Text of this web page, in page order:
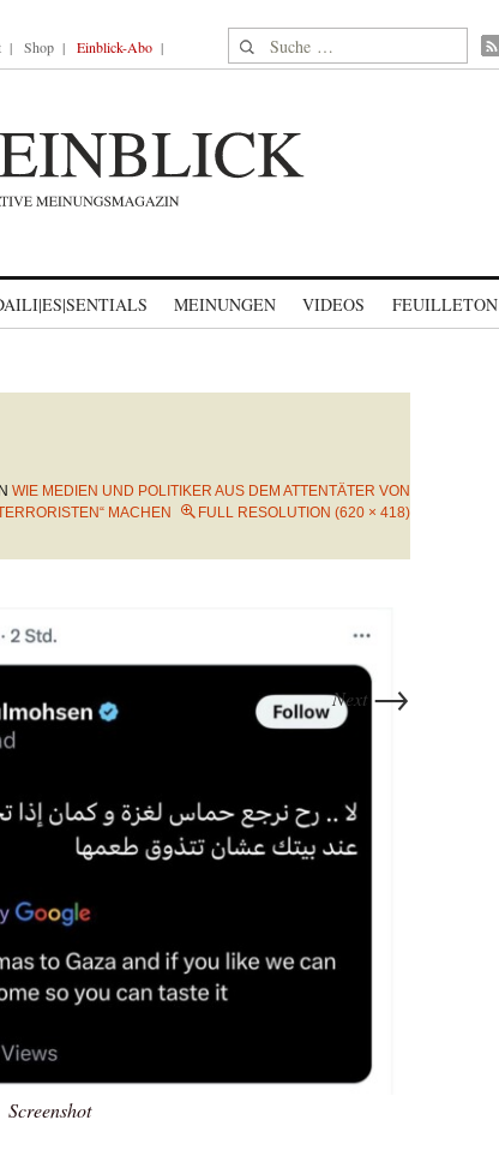
Shop Einblick-Abo Suche nach:
MEINUNGEN VIDEOS FEUILLETON
IN WIE MEDIEN UND POLITIKER AUS DEM ATTENTÄTER VON
MACHEN
FULL RESOLUTION (620 × 418)
Next →
Screenshot